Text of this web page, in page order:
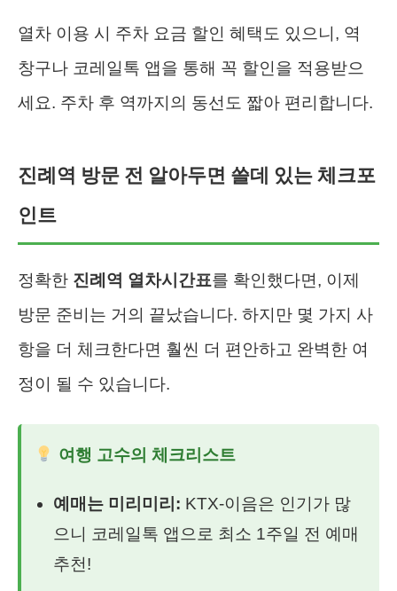
열차 이용 시 주차 요금 할인 혜택도 있으니, 역
창구나 코레일톡 앱을 통해 꼭 할인을 적용받으
세요. 주차 후 역까지의 동선도 짧아 편리합니다.
진례역 방문 전 알아두면 쓸데 있는 체크포
인트
정확한 진례역 열차시간표를 확인했다면, 이제
방문 준비는 거의 끝났습니다. 하지만 몇 가지 사
항을 더 체크한다면 훨씬 더 편안하고 완벽한 여
정이 될 수 있습니다.
여행 고수의 체크리스트
예매는 미리미리: KTX-이음은 인기가 많
으니 코레일톡 앱으로 최소 1주일 전 예매
추천!